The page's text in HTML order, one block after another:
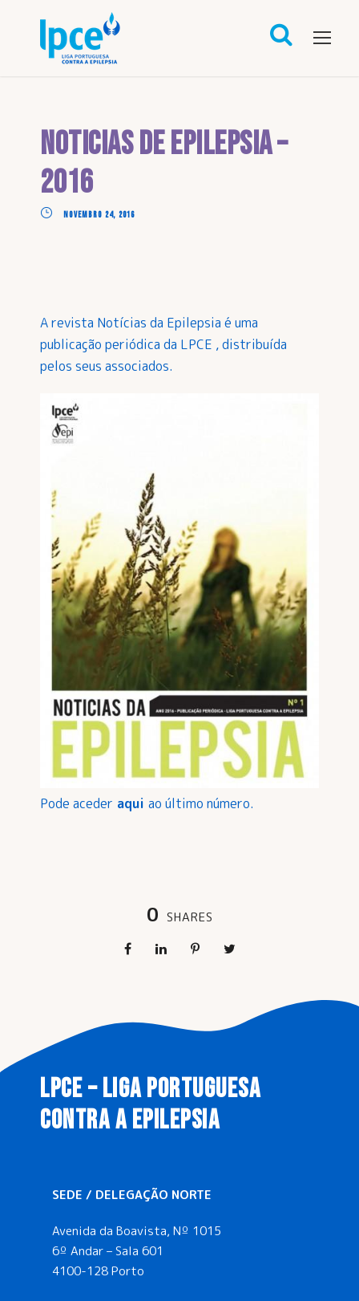
Noticias de Epilepsia –
2016
NOVEMBRO 24, 2016
A revista Notícias da Epilepsia é uma
publicação periódica da LPCE , distribuída
pelos seus associados.
Pode aceder aqui ao último número.
0 SHARES
LPCE – LIGA PORTUGUESA
CONTRA A EPILEPSIA
SEDE / DELEGAÇÃO NORTE
Avenida da Boavista, Nº 1015
6º Andar – Sala 601
4100-128 Porto